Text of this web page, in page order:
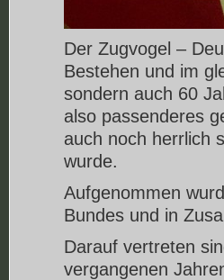
Der Zugvogel –
Bestehen und im
sondern auch 60
also passenderes
auch noch herrlich
wurde.
Aufgenommen
Bundes und in
Darauf vertreten
vergangenen